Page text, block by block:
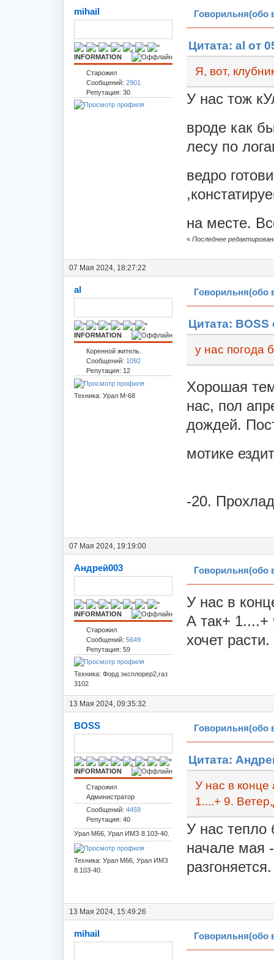
mihail
INFORMATION
Старожил
Сообщений: 2901
Репутация: 30
Говорильня(обо
Цитата: al от
Я, вот,
У нас тож
вроде как
лесу по
ведро
на месте.
« Последнее
07 Мая 2024, 18:27:22
al
INFORMATION
Коренной житель.
Сообщений: 1092
Репутация: 12
Техника: Урал М-68
Говорильня(обо
Цитата: BOSS
у нас погода
Хорошая
нас, пол
дождей.
мотике
-20.
07 Мая 2024, 19:19:00
Андрей003
INFORMATION
Старожил
Сообщений: 5649
Репутация: 59
Техника: Форд эксплорер2,газ
3102
Говорильня(обо
У нас в
А так+ 1....+
хочет расти.
13 Мая 2024, 09:35:32
BOSS
INFORMATION
Старожил
Администратор
Сообщений: 4459
Репутация: 40
Урал М66, Урал ИМЗ 8.103-40.
Техника: Урал М66, Урал ИМЗ
8.103-40.
Говорильня(обо
Цитата:
У нас в конце
1....+ 9.
У нас тепло
начале мая
разгоняется.
13 Мая 2024, 15:49:26
mihail Говорильня(обо